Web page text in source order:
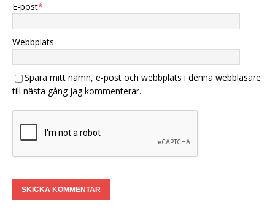
E-post*
Webbplats
Spara mitt namn, e-post och webbplats i denna webbläsare
till nästa gång jag kommenterar.